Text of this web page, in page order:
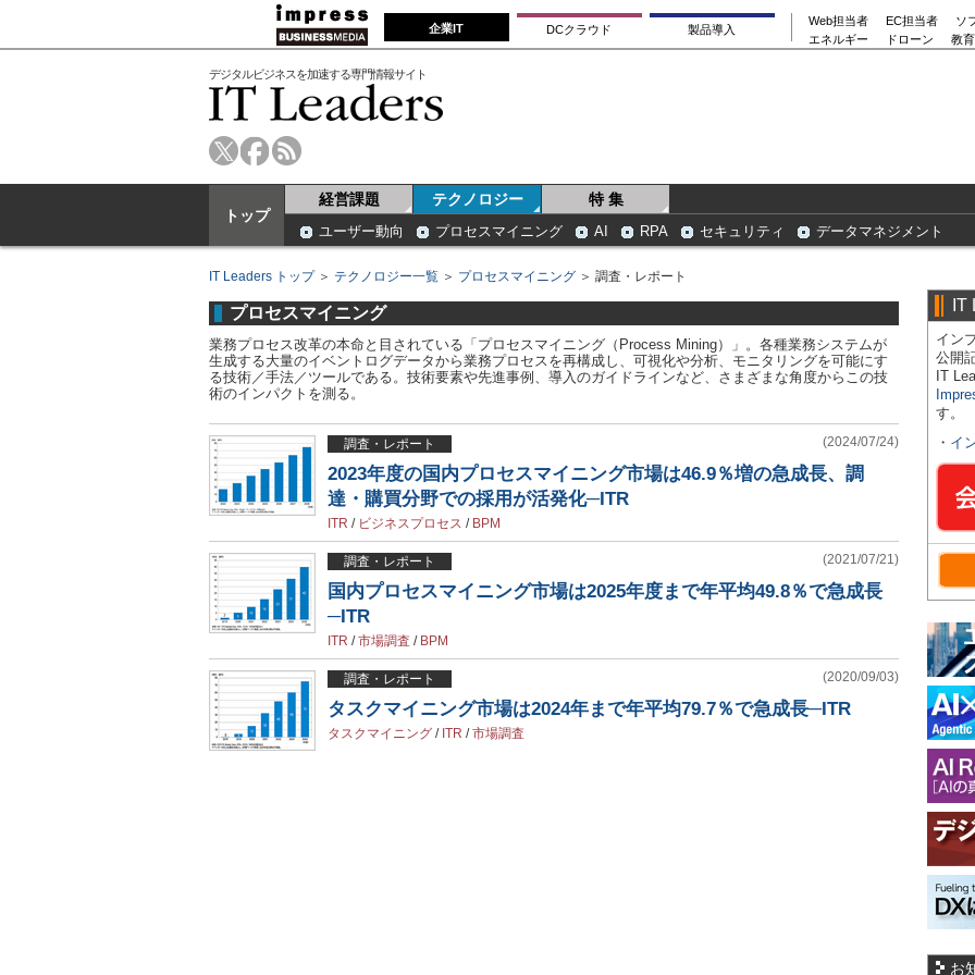
企業IT DCクラウド 製品導入
Web担当者 EC担当者
ソ
エネルギー
ドローン 教
デジタルビジネスを加速する専門情報サイト
トップ
経営課題 テクノロジー 特 集
ユーザー動向 プロセスマイニング AI RPA セキュリティ データマネジメント
IT Leaders トップ＞ テクノロジー一覧 ＞ プロセスマイニング ＞ 調査・レポート
プロセスマイニング
業務プロセス改革の本命と目されている「プロセスマイニング（Process Mining）」。各種業務システムが
生成する大量のイベントログデータから業務プロセスを再構成し、可視化や分析、モニタリングを可能にす
る技術／手法／ツールである。技術要素や先進事例、導入のガイドラインなど、さまざまな角度からこの技
術のインパクトを測る。
調査・レポート (2024/07/24)
2023年度の国内プロセスマイニング市場は46.9％増の急成長、調
達・購買分野での採用が活発化─ITR
ITR / ビジネスプロセス / BPM
調査・レポート (2021/07/21)
国内プロセスマイニング市場は2025年度まで年平均49.8％で急成長
─ITR
ITR /市場調査 / BPM
調査・レポート (2020/09/03)
タスクマイニング市場は2024年まで年平均79.7％で急成長─ITR
タスクマイニング / ITR /市場調査
IT
イン
公開
IT
す。
・ イ
お